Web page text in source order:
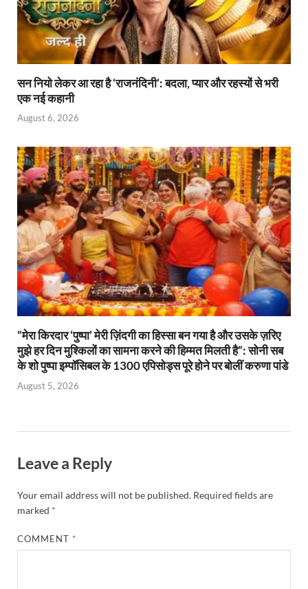
सन नियो लेकर आ रहा है ‘राजनंदिनी’: बदला, प्यार और रहस्यों से भरी
एक नई कहानी
August 6, 2026
“मेरा किरदार ‘पुष्पा’ मेरी ज़िंदगी का हिस्सा बन गया है और उसके ज़रिए
मुझे हर दिन मुश्किलों का सामना करने की हिम्मत मिलती है”: सोनी सब
के शो पुष्पा इम्पॉसिबल के 1300 एपिसोड्स पूरे होने पर बोलीं करुणा पांडे
August 5, 2026
Leave a Reply
Your email address will not be published. Required fields are
marked *
COMMENT *